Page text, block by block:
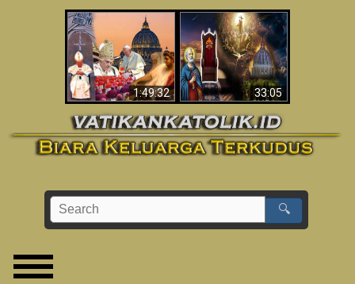
1:49:32
Wahyu di Vatikan
Sekarang
33:05
Apakah Alkitab
Memprediksikan 70
Tahun Tanpa
Seorang Paus?
🔍